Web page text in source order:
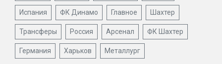
Испания ФК Динамо Главное Шахтер
Трансферы Россия Арсенал ФК Шахтер
Германия Харьков Металлург